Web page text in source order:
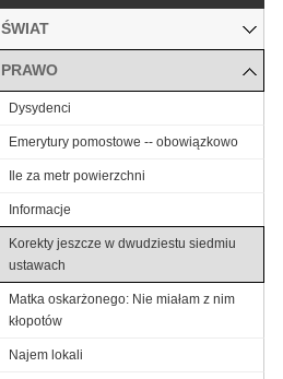
ŚWIAT
PRAWO
Dysydenci
Emerytury pomostowe -- obowiązkowo
Ile za metr powierzchni
Informacje
Korekty jeszcze w dwudziestu siedmiu
ustawach
Matka oskarżonego: Nie miałam z nim
kłopotów
Najem lokali